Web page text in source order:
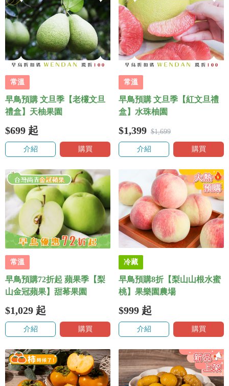
常溫
早鳥預購 文旦季【老欉文旦
禮盒】天柚果園
$699 起
介紹 購買
常溫
早鳥預購 文旦季【紅文旦禮
盒】水珠柚園
$1,399 $1,699
介紹 購買
常溫
早鳥預購72折起 蘋果季【梨
山金冠蘋果】甜莃果園
$1,029 起
介紹 購買
冷藏
早鳥預購8折【梨山山根水蜜
桃】果樂園農場
$999 起
介紹 購買